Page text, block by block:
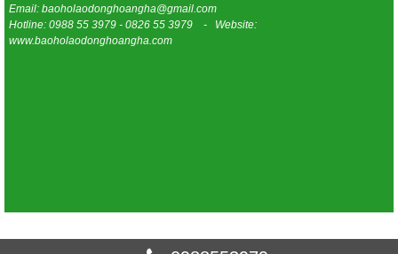
Email: baoholaodonghoangha@gmail.com
Hotline: 0988 55 3979 - 0826 55 3979 - Website:
www.baoholaodonghoangha.com